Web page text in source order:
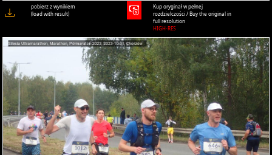
pobierz z wynikiem
(load with result)
Kup oryginał w pełnej
rozdzielczości / Buy the original in
full resolution
HIGH-RES